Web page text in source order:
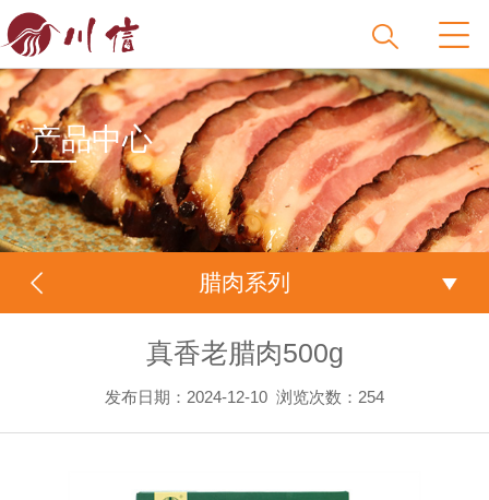
产品中心
腊肉系列
真香老腊肉500g
发布日期：2024-12-10 浏览次数： 254